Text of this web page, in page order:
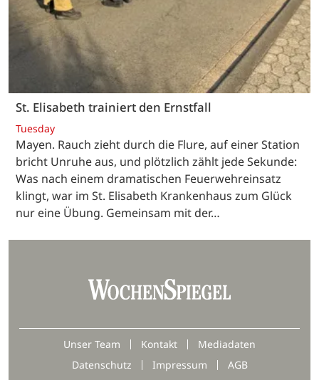
St. Elisabeth trainiert den Ernstfall
Tuesday
Mayen. Rauch zieht durch die Flure, auf einer Station
bricht Unruhe aus, und plötzlich zählt jede Sekunde:
Was nach einem dramatischen Feuerwehreinsatz
klingt, war im St. Elisabeth Krankenhaus zum Glück
nur eine Übung. Gemeinsam mit der…
Unser Team Kontakt
Mediadaten
Datenschutz
Impressum
AGB